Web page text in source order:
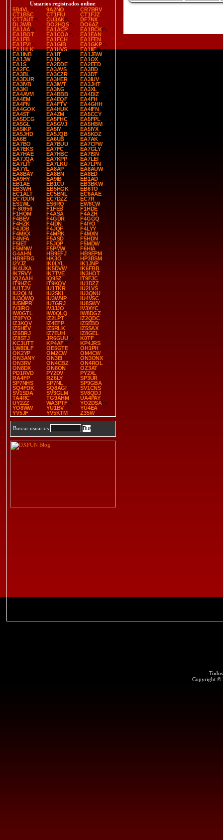
Usuarios registrados online:
5B4VL
9A2NO
CR7BRV
CT1BSC
CT1FIU
CT1FJZ
CT7AUT
CU3AK
DF7NX
DL3WB
DO2HQS
DO6AZ
EA1AA
EA1ACP
EA1BCK
EA1BOT
EA1COA
EA1EAN
EA1FB
EA1FCH
EA1FEN
EA1FVI
EA1GIB
EA1GKP
EA1HLK
EA1HVS
EA1IIF
EA1INB
EA1IT
EA1JBW
EA1JW
EA1N
EA1OX
EA1S
EA2DDE
EA2EED
EA2FC
EA3AVS
EA3BD
EA3BL
EA3CZR
EA3DT
EA3DUR
EA3HER
EA3IUV
EA3IVB
EA3IWT
EA3JHT
EA3KI
EA3NG
EA3XL
EA4AVM
EA4BBB
EA4DIZ
EA4EM
EA4EQF
EA4FH
EA4FN
EA4FTV
EA4GHH
EA4GOK
EA4HUK
EA4IFN
EA4ST
EA4ZM
EA5CCY
EA5DCG
EA5FHC
EA5FPL
EA5GL
EA5GVJ
EA5HBM
EA5IKP
EA5IY
EA5IYX
EA5JHD
EA5JQB
EA5KDZ
EA6B
EA6UB
EA7AK
EA7BO
EA7BUU
EA7CPW
EA7EKS
EA7FC
EA7GLY
EA7HAE
EA7HBC
EA7ISN
EA7JQA
EA7KPP
EA7LEI
EA7LIT
EA7LKU
EA7LPN
EA7YL
EA8AP
EA8AUW
EA8BAY
EA8BN
EA8ED
EA9HY
EA9IB
EB1AD
EB1AE
EB1CU
EB3BKW
EB3WH
EB5HGK
EB6TO
EC1ALT
EC5BNL
EC6AAE
EC7DUN
EC7DZZ
EC7R
ES1WL
ES6RQ
EW8CW
F-80956
F1FEB
F1HDE
F1HOM
F4ASA
F4AZH
F4BEV
F4GDR
F4GGQ
F4HZK
F4IDN
F4IYO
F4JDB
F4JQF
F4LYY
F4MKX
F4MRK
F4MXN
F4NFA
F5ASD
F5HDN
F5IET
F5JQP
F5MDW
F5MNW
F5PMW
F6HIA
G4AHN
HB9EFJ
HB9EPM
HB9FBG
HK3O
HP3BSM
I2YJZ
IK0LYL
IK1JNP
IK4UXA
IK5DVW
IK6FBB
IK7RVY
IK7TVE
IN3HOT
IQ2AAH
IQ9SZ
IT9FJC
IT9HZC
IT9KQV
IU1DZZ
IU1TJV
IU1TKR
IU2LVS
IU2QLN
IU2SKI
IU3QNU
IU3QWQ
IU3WNP
IU4VSC
IU5MPR
IU7GRJ
IU8SWY
IV3IRO
IV3JJO
IV3XYC
IW0GTL
IW0QLQ
IW8DGZ
IZ0FYO
IZ2LPT
IZ2QDC
IZ3KQV
IZ4EFP
IZ5EBD
IZ5HEV
IZ5RLK
IZ5SAX
IZ6BRJ
IZ7EUH
IZ8GEL
IZ8STJ
JR6GUU
K0TF
KC3UTT
KP4AF
KP4JRS
LW8DLF
OE5GTE
OH1PH
OK2YP
OM2CW
OM4CW
ON3ANY
ON3EI
ON3ONX
ON3RV
ON4CBZ
ON4ROL
ON8DX
ON8ON
OZ3AT
PD1RVD
PY2DV
PY2XL
RA4FP
RZ6LY
SP3UR
SP7NHS
SP7NL
SP9GBA
SQ4FDK
SQ8AGI
SV1CNS
SV1SDA
SV3GLM
SV8QDJ
TA4RC
TG9AHM
UA4PAY
UY2ZZ
WA3PTF
YO2DSA
YO8WW
YU1BV
YU4EA
YV5JF
YV5KTM Z35W
Buscar usuarios
Copyright ©